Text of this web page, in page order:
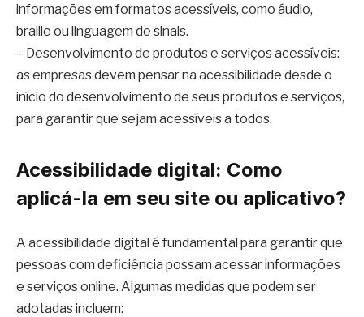
informações em formatos acessíveis, como áudio,
braille ou linguagem de sinais.
– Desenvolvimento de produtos e serviços acessíveis:
as empresas devem pensar na acessibilidade desde o
início do desenvolvimento de seus produtos e serviços,
para garantir que sejam acessíveis a todos.
Acessibilidade digital: Como
aplicá-la em seu site ou aplicativo?
A acessibilidade digital é fundamental para garantir que
pessoas com deficiência possam acessar informações
e serviços online. Algumas medidas que podem ser
adotadas incluem: